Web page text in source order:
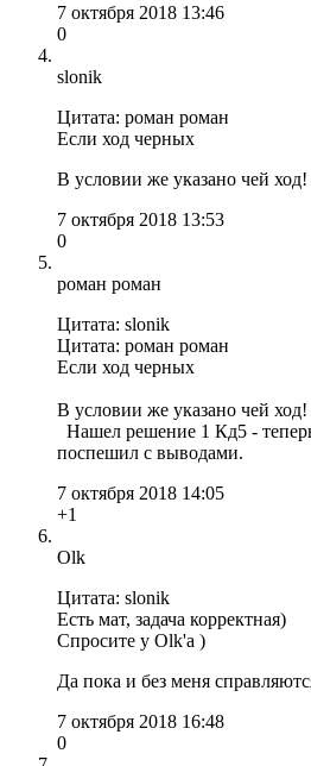
7 октября 2018 13:46
0
slonik
Цитата: роман роман
Если ход черных
В условии же указано чей ход!
7 октября 2018 13:53
0
роман роман
Цитата: slonik
Цитата: роман роман
Если ход черных
В условии же указано чей ход!
Нашел решение 1 Кд5 -
поспешил с выводами.
7 октября 2018 14:05
+1
Olk
Цитата: slonik
Есть мат, задача корректная)
Спросите у Olk'а )
Да пока и без меня
7 октября 2018 16:48
0